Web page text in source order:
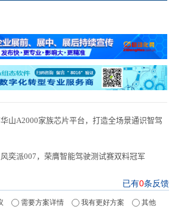
山A2000家族芯片平台，打造全场景通识智驾
奕派007，荣膺智能驾驶测试赛双料冠军